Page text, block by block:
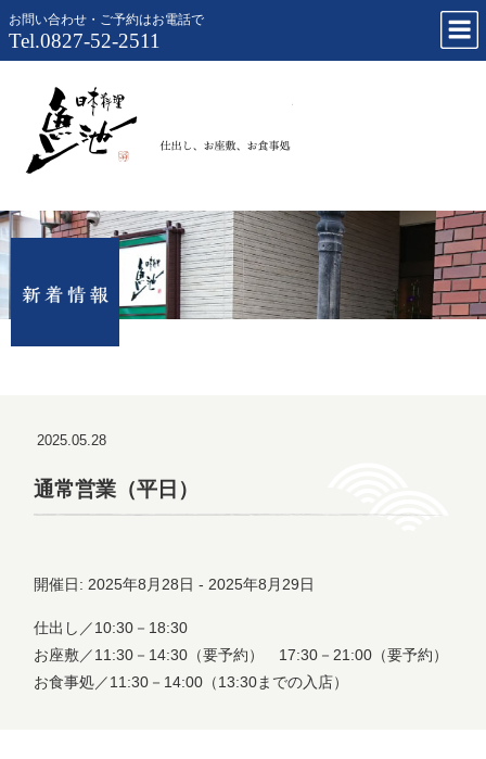
お問い合わせ・ご予約はお電話で
Tel.0827-52-2511
2025.05.28
通常営業（平日）
開催日: 2025年8月28日 - 2025年8月29日
仕出し／10:30－18:30
お座敷／11:30－14:30（要予約） 17:30－21:00（要予約）
お食事処／11:30－14:00（13:30までの入店）